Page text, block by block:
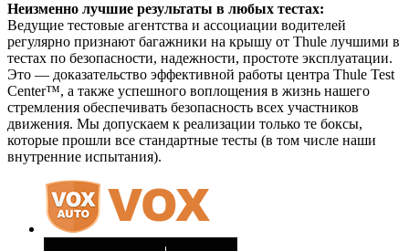
Неизменно лучшие результаты в любых тестах:
Ведущие тестовые агентства и ассоциации водителей
регулярно признают багажники на крышу от Thule лучшими в
тестах по безопасности, надежности, простоте эксплуатации.
Это — доказательство эффективной работы центра Thule Test
Center™, а также успешного воплощения в жизнь нашего
стремления обеспечивать безопасность всех участников
движения. Мы допускаем к реализации только те боксы,
которые прошли все стандартные тесты (в том числе наши
внутренние испытания).